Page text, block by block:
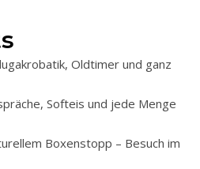
Oldtimer und ganz
Softeis und jede Menge
Boxenstopp – Besuch im